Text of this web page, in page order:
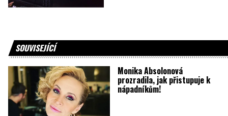
SOUVISEJÍCÍ
Monika Absolonová
prozradila, jak přistupuje k
nápadníkům!